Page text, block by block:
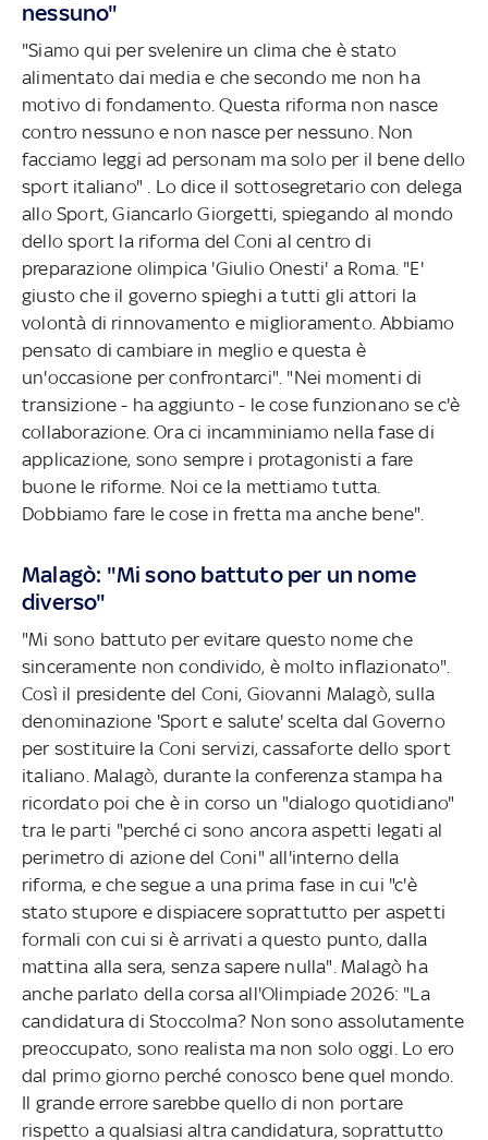
nessuno"
"Siamo qui per svelenire un clima che è stato
alimentato dai media e che secondo me non ha
motivo di fondamento. Questa riforma non nasce
contro nessuno e non nasce per nessuno. Non
facciamo leggi ad personam ma solo per il bene dello
sport italiano" . Lo dice il sottosegretario con delega
allo Sport, Giancarlo Giorgetti, spiegando al mondo
dello sport la riforma del Coni al centro di
preparazione olimpica 'Giulio Onesti' a Roma. "E'
giusto che il governo spieghi a tutti gli attori la
volontà di rinnovamento e miglioramento. Abbiamo
pensato di cambiare in meglio e questa è
un'occasione per confrontarci". "Nei momenti di
transizione - ha aggiunto - le cose funzionano se c'è
collaborazione. Ora ci incamminiamo nella fase di
applicazione, sono sempre i protagonisti a fare
buone le riforme. Noi ce la mettiamo tutta.
Dobbiamo fare le cose in fretta ma anche bene".
Malagò: "Mi sono battuto per un nome
diverso"
"Mi sono battuto per evitare questo nome che
sinceramente non condivido, è molto inflazionato".
Così il presidente del Coni, Giovanni Malagò, sulla
denominazione 'Sport e salute' scelta dal Governo
per sostituire la Coni servizi, cassaforte dello sport
italiano. Malagò, durante la conferenza stampa ha
ricordato poi che è in corso un "dialogo quotidiano"
tra le parti "perché ci sono ancora aspetti legati al
perimetro di azione del Coni" all'interno della
riforma, e che segue a una prima fase in cui "c'è
stato stupore e dispiacere soprattutto per aspetti
formali con cui si è arrivati a questo punto, dalla
mattina alla sera, senza sapere nulla". Malagò ha
anche parlato della corsa all'Olimpiade 2026: "La
candidatura di Stoccolma? Non sono assolutamente
preoccupato, sono realista ma non solo oggi. Lo ero
dal primo giorno perché conosco bene quel mondo.
Il grande errore sarebbe quello di non portare
rispetto a qualsiasi altra candidatura, soprattutto